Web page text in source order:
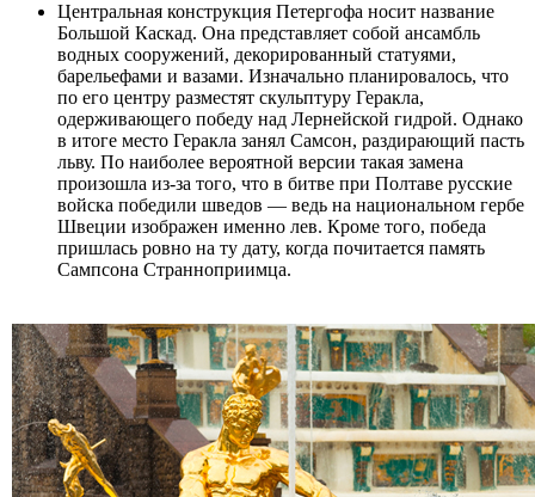
Центральная конструкция Петергофа носит название
Большой Каскад. Она представляет собой ансамбль
водных сооружений, декорированный статуями,
барельефами и вазами. Изначально планировалось, что
по его центру разместят скульптуру Геракла,
одерживающего победу над Лернейской гидрой. Однако
в итоге место Геракла занял Самсон, раздирающий пасть
льву. По наиболее вероятной версии такая замена
произошла из-за того, что в битве при Полтаве русские
войска победили шведов — ведь на национальном гербе
Швеции изображен именно лев. Кроме того, победа
пришлась ровно на ту дату, когда почитается память
Сампсона Странноприимца.